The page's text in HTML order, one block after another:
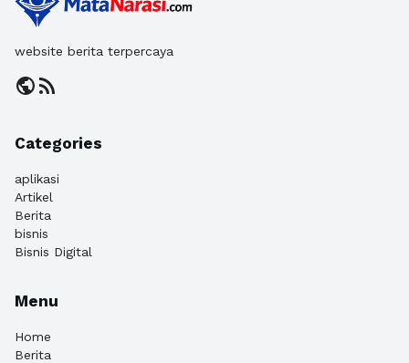
website berita terpercaya
publicrss_feed
Categories
aplikasi
Artikel
Berita
bisnis
Bisnis Digital
Menu
Home
Berita